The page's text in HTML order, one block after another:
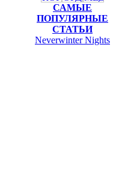
САМЫЕ
ПОПУЛЯРНЫЕ
СТАТЬИ
Neverwinter Nights